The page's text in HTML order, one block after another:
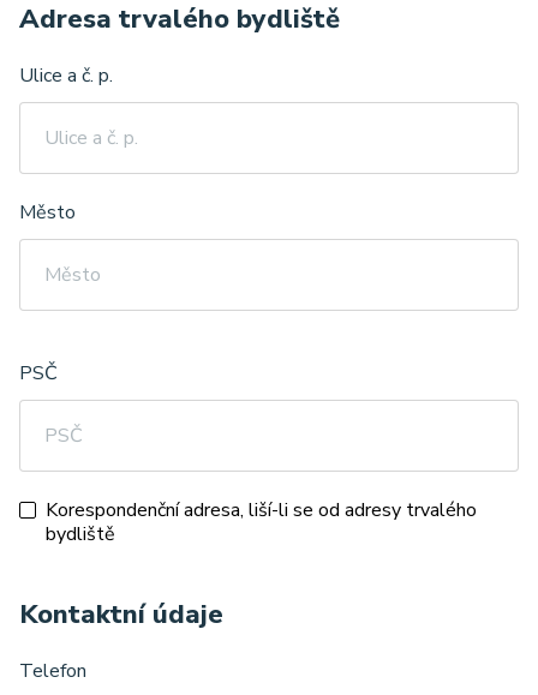
Adresa trvalého bydliště
Ulice a č. p.
Město
PSČ
Korespondenční adresa, liší-li se od adresy trvalého
bydliště
Korespondenční adresa
Ulice a č. p.
Kontaktní údaje
Telefon